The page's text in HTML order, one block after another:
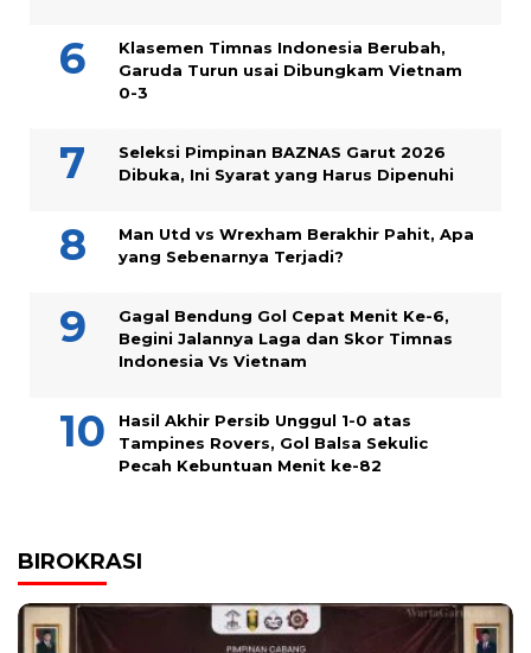
Klasemen Timnas Indonesia Berubah,
Garuda Turun usai Dibungkam Vietnam
0-3
Seleksi Pimpinan BAZNAS Garut 2026
Dibuka, Ini Syarat yang Harus Dipenuhi
Man Utd vs Wrexham Berakhir Pahit, Apa
yang Sebenarnya Terjadi?
Gagal Bendung Gol Cepat Menit Ke-6,
Begini Jalannya Laga dan Skor Timnas
Indonesia Vs Vietnam
Hasil Akhir Persib Unggul 1-0 atas
Tampines Rovers, Gol Balsa Sekulic
Pecah Kebuntuan Menit ke-82
BIROKRASI